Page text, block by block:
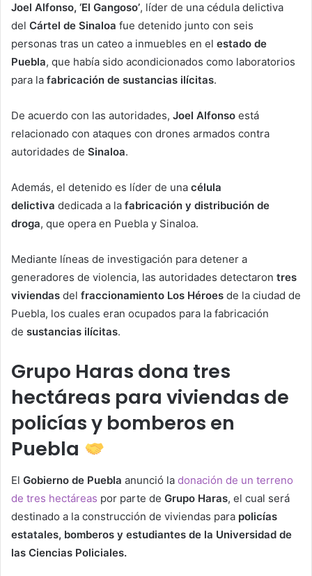
Joel Alfonso, ‘El Gangoso’, líder de una cédula delictiva
del Cártel de Sinaloa fue detenido junto con seis
personas tras un cateo a inmuebles en el estado de
Puebla, que había sido acondicionados como laboratorios
para la fabricación de sustancias ilícitas.
De acuerdo con las autoridades, Joel Alfonso está
relacionado con ataques con drones armados contra
autoridades de Sinaloa.
Además, el detenido es líder de una célula
delictiva dedicada a la fabricación y distribución de
droga, que opera en Puebla y Sinaloa.
Mediante líneas de investigación para detener a
generadores de violencia, las autoridades detectaron tres
viviendas del fraccionamiento Los Héroes de la ciudad de
Puebla, los cuales eran ocupados para la fabricación
de sustancias ilícitas.
Grupo Haras dona tres
hectáreas para viviendas de
policías y bomberos en
Puebla
El Gobierno de Puebla anunció la donación de un terreno
de tres hectáreas por parte de Grupo Haras, el cual será
destinado a la construcción de viviendas para policías
estatales, bomberos y estudiantes de la Universidad de
las Ciencias Policiales.